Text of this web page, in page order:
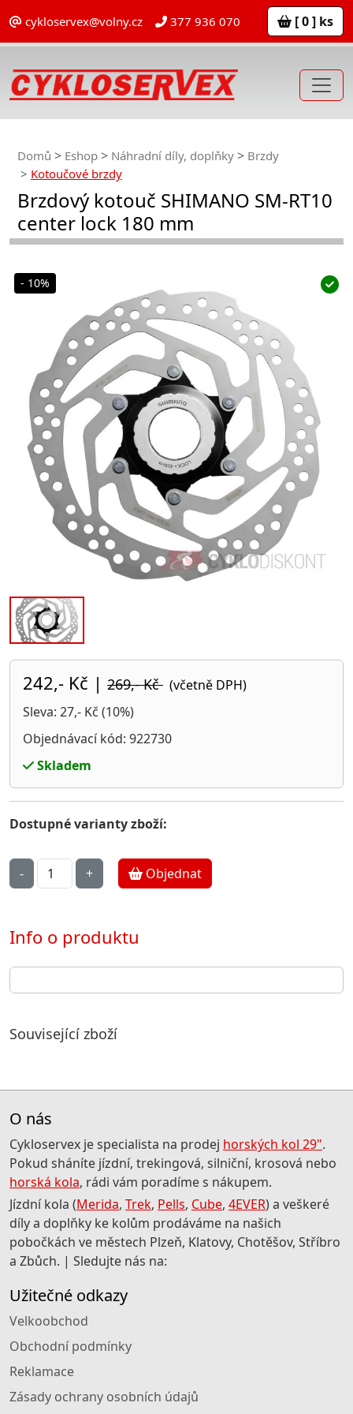
cykloservex@volny.cz 377 936 070 [ 0 ] ks
Domů Eshop Náhradní díly, doplňky
Brzdy
Kotoučové brzdy
Brzdový kotouč SHIMANO SM-RT10
center lock 180 mm
- 10%
242,- Kč | 269,- Kč (včetně DPH)
Sleva: 27,- Kč (10%)
Objednávací kód: 922730
Skladem
Dostupné varianty zboží:
Objednat
Info o produktu
Související zboží
O nás
Cykloservex je specialista na prodej horských kol 29".
Pokud sháníte jízdní, trekingová, silniční, krosová nebo
horská kola, rádi vám poradíme s nákupem.
Jízdní kola (Merida, Trek, Pells, Cube, 4EVER) a veškeré
díly a doplňky ke kolům prodáváme na našich
pobočkách ve městech Plzeň, Klatovy, Chotěšov, Stříbro
a Zbůch. | Sledujte nás na:
Užitečné odkazy
Velkoobchod
Obchodní podmínky
Reklamace
Zásady ochrany osobních údajů